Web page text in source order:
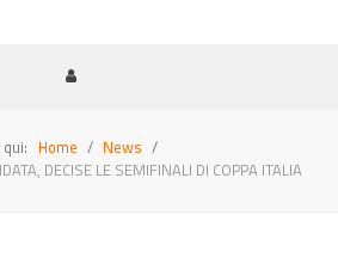
Home
News
DECISE LE SEMIFINALI DI COPPA ITALIA